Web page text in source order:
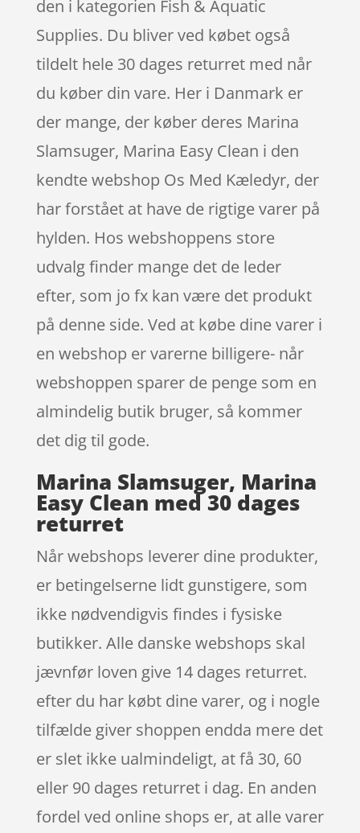
den i kategorien Fish & Aquatic
Supplies. Du bliver ved købet også
tildelt hele 30 dages returret med når
du køber din vare. Her i Danmark er
der mange, der køber deres Marina
Slamsuger, Marina Easy Clean i den
kendte webshop Os Med Kæledyr, der
har forstået at have de rigtige varer på
hylden. Hos webshoppens store
udvalg finder mange det de leder
efter, som jo fx kan være det produkt
på denne side. Ved at købe dine varer i
en webshop er varerne billigere- når
webshoppen sparer de penge som en
almindelig butik bruger, så kommer
det dig til gode.
Marina Slamsuger, Marina
Easy Clean med 30 dages
returret
Når webshops leverer dine produkter,
er betingelserne lidt gunstigere, som
ikke nødvendigvis findes i fysiske
butikker. Alle danske webshops skal
jævnfør loven give 14 dages returret.
efter du har købt dine varer, og i nogle
tilfælde giver shoppen endda mere det
er slet ikke ualmindeligt, at få 30, 60
eller 90 dages returret i dag. En anden
fordel ved online shops er, at alle varer